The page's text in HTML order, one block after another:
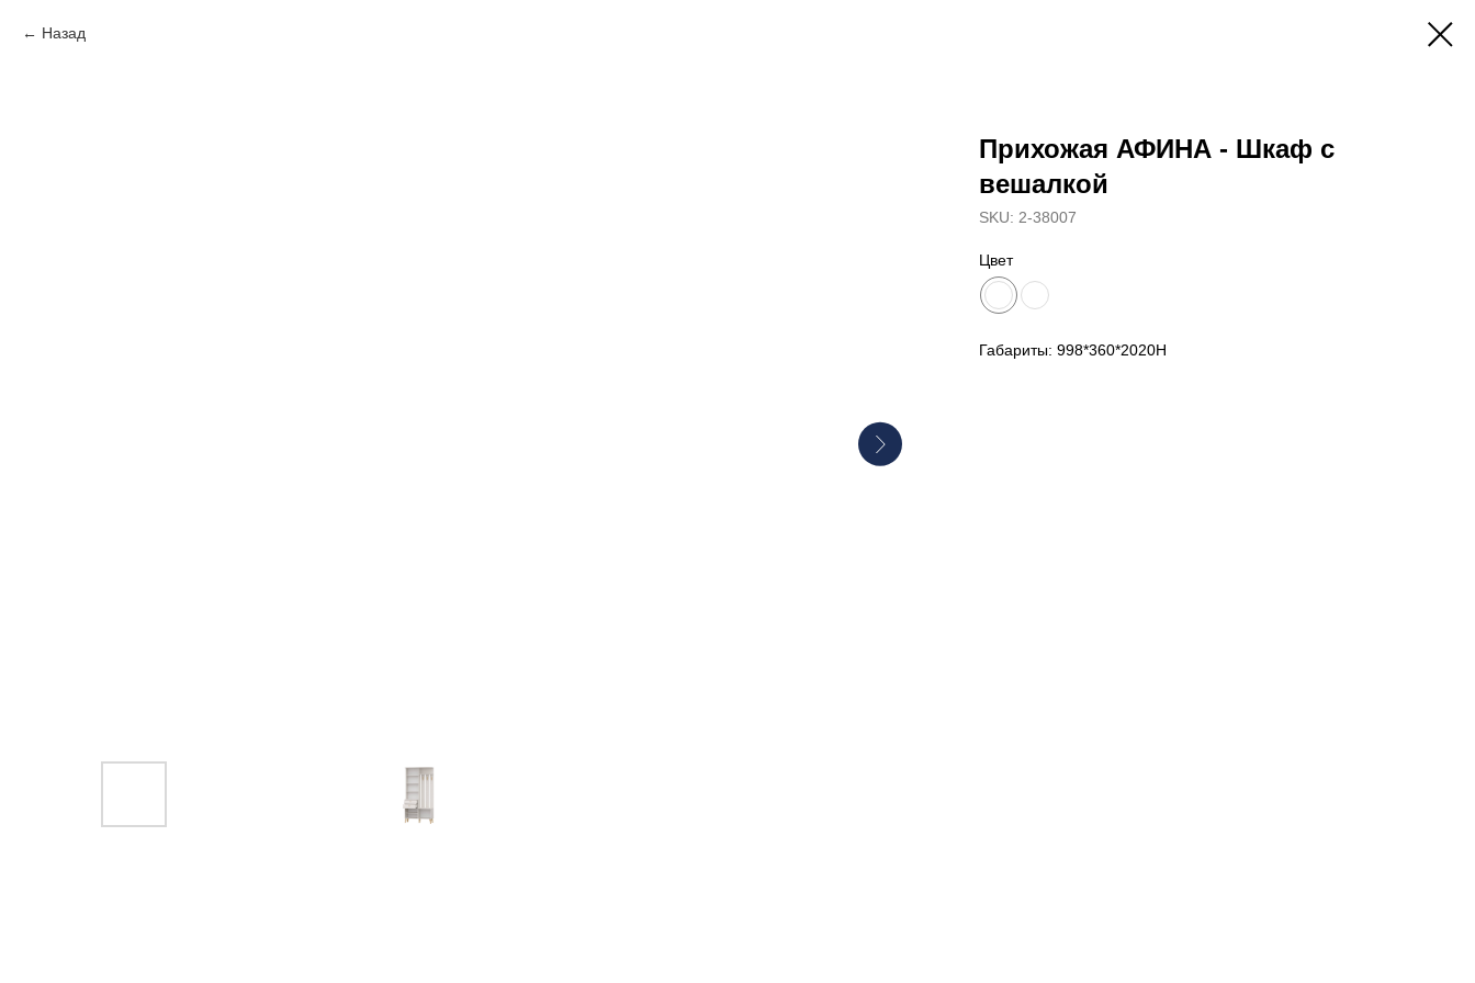
Назад
Прихожая АФИНА - Шкаф с
вешалкой
SKU: 2-38007
Цвет
Габариты: 998*360*2020Н